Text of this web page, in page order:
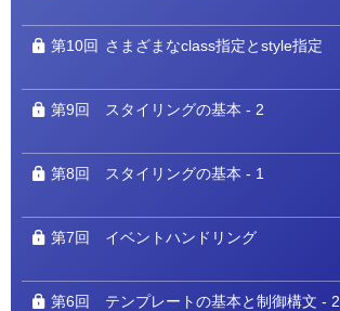
第10回 さまざまなclass指定とstyle指定
第9回 スタイリングの基本 - 2
第8回 スタイリングの基本 - 1
第7回 イベントハンドリング
第6回 テンプレートの基本と制御構文 - 2